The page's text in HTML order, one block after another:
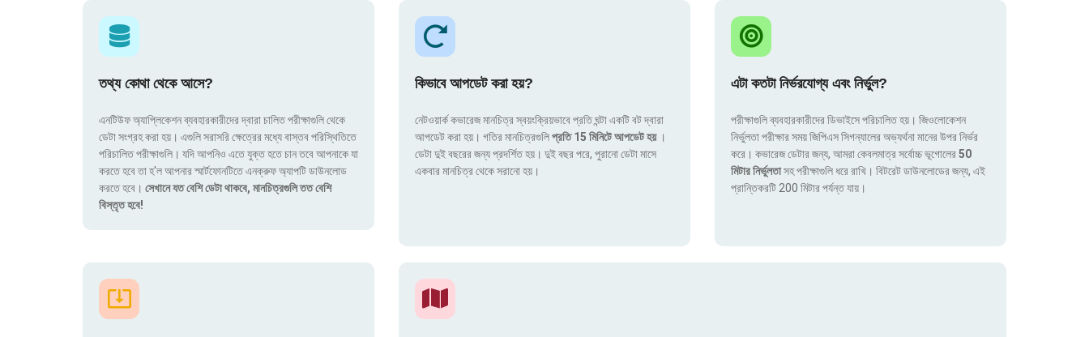
তথ্য কোথা থেকে আসে?
এনটিউফ অ্যাপ্লিকেশন ব্যবহারকারীদের দ্বারা চালিত পরীক্ষাগুলি থেকে
ডেটা সংগ্রহ করা হয়। এগুলি সরাসরি ক্ষেত্রের মধ্যে বাস্তব পরিস্থিতিতে
পরিচালিত পরীক্ষাগুলি। যদি আপনিও এতে যুক্ত হতে চান তবে আপনাকে যা
করতে হবে তা হ'ল আপনার স্মার্টফোনটিতে এনক্রুফ অ্যাপটি ডাউনলোড
করতে হবে। সেখানে যত বেশি ডেটা থাকবে, মানচিত্রগুলি তত বেশি
বিস্তৃত হবে!
কিভাবে আপডেট করা হয়?
নেটওয়ার্ক কভারেজ মানচিত্র স্বয়ংক্রিয়ভাবে প্রতি ঘন্টা একটি বট দ্বারা
আপডেট করা হয়। গতির মানচিত্রগুলিপ্রতি 15 মিনিটে আপডেট হয় ।
ডেটা দুই বছরের জন্য প্রদর্শিত হয়। দুই বছর পরে, পুরানো ডেটা মাসে
একবার মানচিত্র থেকে সরানো হয়।
এটা কতটা নির্ভরযোগ্য এবং নির্ভুল?
পরীক্ষাগুলি ব্যবহারকারীদের ডিভাইসে পরিচালিত হয়। জিওলোকেশন
নির্ভুলতা পরীক্ষার সময় জিপিএস সিগন্যালের অভ্যর্থনা মানের উপর নির্ভর
করে। কভারেজ ডেটার জন্য, আমরা কেবলমাত্র সর্বোচ্চ ভূগোলের50
মিটার নির্ভুলতাসহ পরীক্ষাগুলি ধরে রাখি। বিটরেট ডাউনলোডের জন্য, এই
প্রান্তিকরটি 200 মিটার পর্যন্ত যায়।